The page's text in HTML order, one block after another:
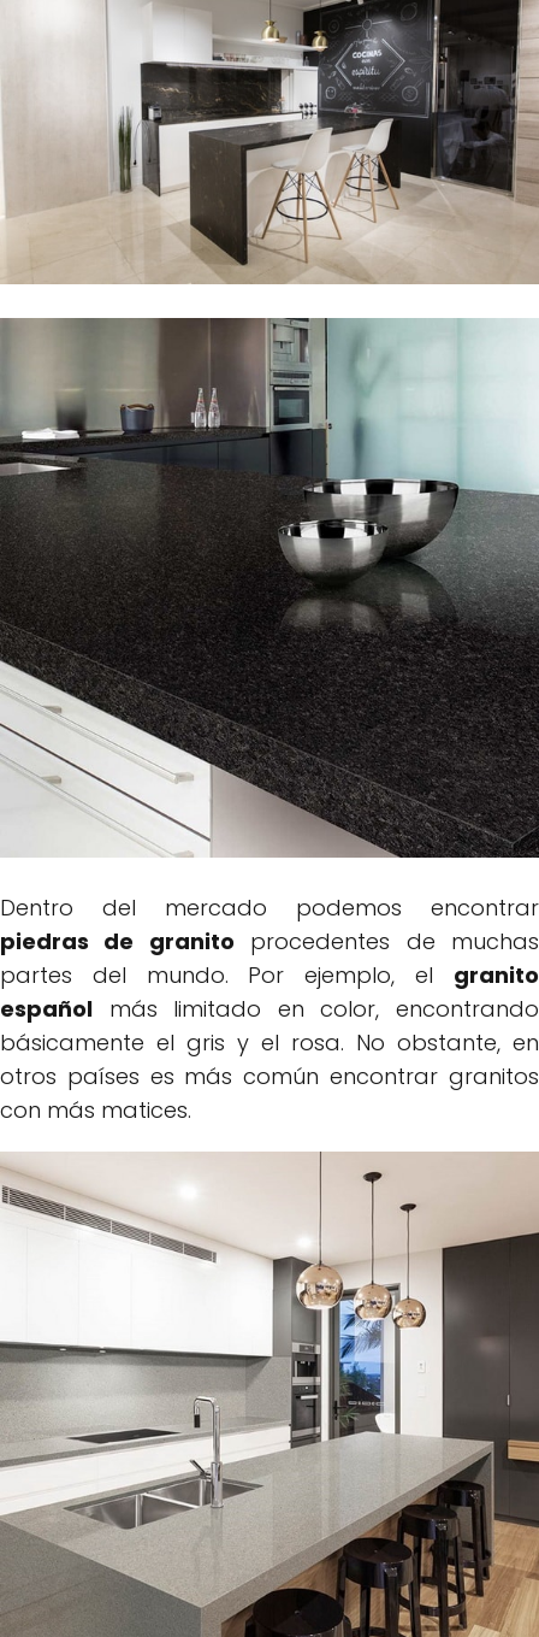
Dentro del mercado podemos encontrar
piedras de granito procedentes de muchas
partes del mundo. Por ejemplo, el granito
español más limitado en color, encontrando
básicamente el gris y el rosa. No obstante, en
otros países es más común encontrar granitos
con más matices.